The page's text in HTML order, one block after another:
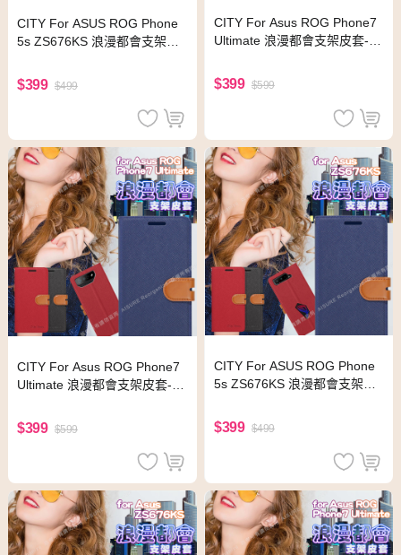
CITY For ASUS ROG Phone
5s ZS676KS 浪漫都會支架皮
$399 $499
CITY For Asus ROG Phone7
Ultimate 浪漫都會支架皮套-藍
$399 $599
CITY For Asus ROG Phone7
Ultimate 浪漫都會支架皮套-黑
$399 $599
CITY For ASUS ROG Phone
5s ZS676KS 浪漫都會支架皮
$399 $499